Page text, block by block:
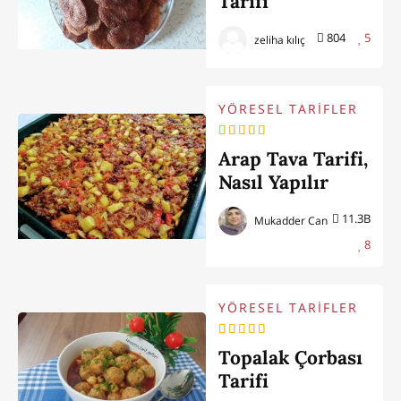
804 5
zeliha kılıç
YÖRESEL TARİFLER
Arap Tava Tarifi,
Nasıl Yapılır
11.3B
8
Mukadder Can
YÖRESEL TARİFLER
Topalak Çorbası
Tarifi